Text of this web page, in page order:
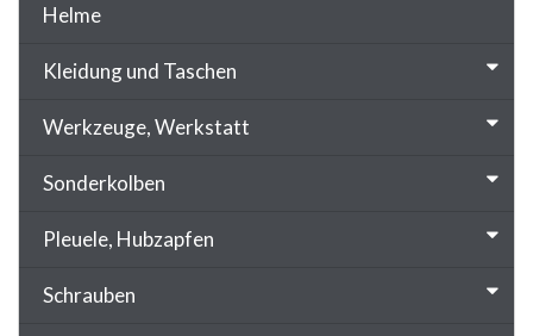
Helme
Kleidung und Taschen
Werkzeuge, Werkstatt
Sonderkolben
Pleuele, Hubzapfen
Schrauben